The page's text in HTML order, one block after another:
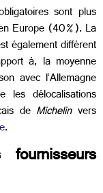
sont plus
Europe (40%). La
également différent
à, la moyenne
avec l’Allemagne
les délocalisations
de Michelinvers
.